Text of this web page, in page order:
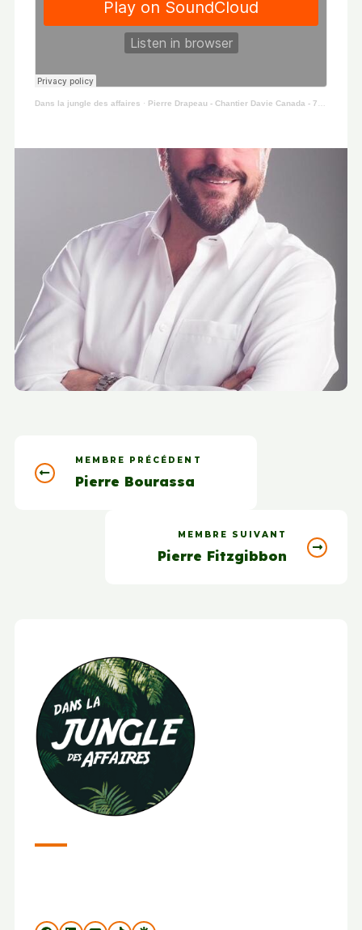
Dans la jungle des affaires · Pierre Drapeau - Chantier Davie Canada - 7 Décembre 2018
MEMBRE PRÉCÉDENT
Pierre Bourassa
MEMBRE SUIVANT
Pierre Fitzgibbon